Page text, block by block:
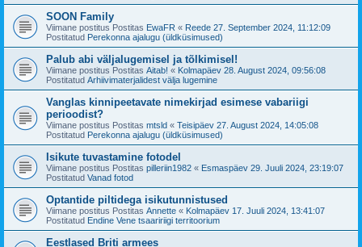
SOON Family
Viimane postitus Postitas EwaFR « Reede 27. September 2024, 11:12:09
Postitatud Perekonna ajalugu (üldküsimused)
Palub abi väljalugemisel ja tõlkimisel!
Viimane postitus Postitas Aitab! « Kolmapäev 28. August 2024, 09:56:08
Postitatud Arhiivimaterjalidest välja lugemine
Vanglas kinnipeetavate nimekirjad esimese vabariigi
perioodist?
Viimane postitus Postitas mtsld « Teisipäev 27. August 2024, 14:05:08
Postitatud Perekonna ajalugu (üldküsimused)
Isikute tuvastamine fotodel
Viimane postitus Postitas pilleriin1982 « Esmaspäev 29. Juuli 2024, 23:19:07
Postitatud Vanad fotod
Optantide piltidega isikutunnistused
Viimane postitus Postitas Annette « Kolmapäev 17. Juuli 2024, 13:41:07
Postitatud Endine Vene tsaaririigi territoorium
Eestlased Briti armees